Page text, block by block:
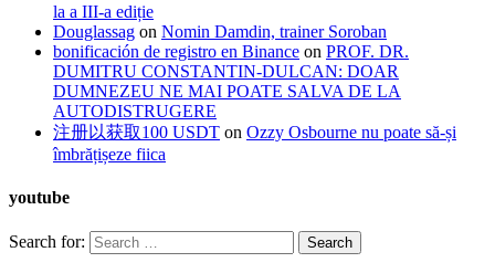
la a III-a ediție
Douglassag on Nomin Damdin, trainer Soroban
bonificación de registro en Binance on PROF. DR.
DUMITRU CONSTANTIN-DULCAN: DOAR
DUMNEZEU NE MAI POATE SALVA DE LA
AUTODISTRUGERE
注册以获取100 USDT on Ozzy Osbourne nu poate să-și
îmbrățișeze fiica
youtube
Search for: